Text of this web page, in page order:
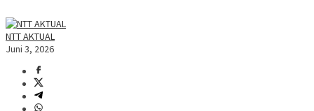
NTT AKTUAL
Juni 3, 2026